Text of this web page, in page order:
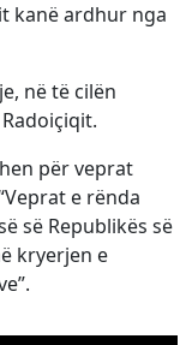
kanë ardhur nga
në të cilën
për veprat
e rënda
së Republikës së
kryerjen e